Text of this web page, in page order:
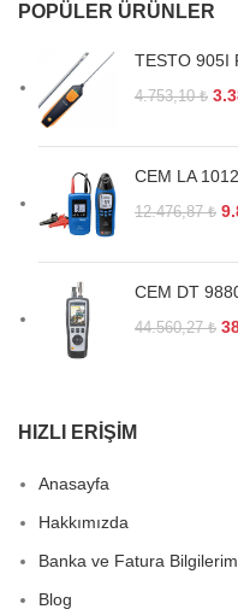
POPÜLER ÜRÜNLER
TESTO 905I
4.753,10₺
CEM LA
12.476,87₺
CEM DT
44.560,27₺
HIZLI ERIŞIM
Anasayfa
Hakkımızda
Banka ve Fatura
Blog